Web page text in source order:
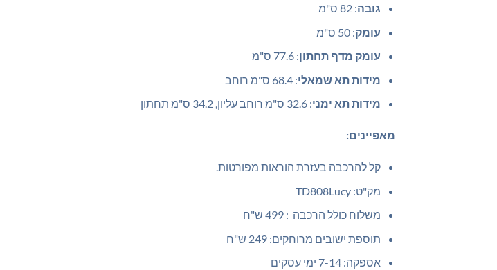
גובה: 82 ס"מ
עומק: 50 ס"מ
עומק מדף תחתון: 77.6 ס"מ
מידות תא שמאלי: 68.4 ס"מ רוחב
מידות תא ימני: 32.6 ס"מ רוחב עליון, 34.2 ס"מ תחתון
מאפיינים:
קל להרכבה בעזרת הוראות מפורטות.
מק"ט: TD808Lucy
משלוח כולל הרכבה : 499 ש"ח
תוספת ישובים מרוחקים: 249 ש"ח
אספקה: 7-14 ימי עסקים